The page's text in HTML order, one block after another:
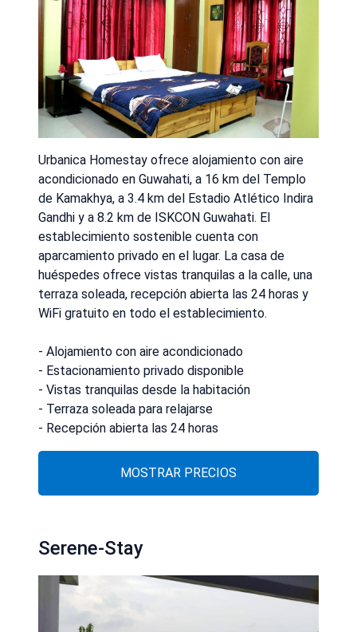
Urbanica Homestay ofrece alojamiento con aire
acondicionado en Guwahati, a 16 km del Templo
de Kamakhya, a 3.4 km del Estadio Atlético Indira
Gandhi y a 8.2 km de ISKCON Guwahati. El
establecimiento sostenible cuenta con
aparcamiento privado en el lugar. La casa de
huéspedes ofrece vistas tranquilas a la calle, una
terraza soleada, recepción abierta las 24 horas y
WiFi gratuito en todo el establecimiento.
- Alojamiento con aire acondicionado
- Estacionamiento privado disponible
- Vistas tranquilas desde la habitación
- Terraza soleada para relajarse
- Recepción abierta las 24 horas
MOSTRAR PRECIOS
Serene-Stay